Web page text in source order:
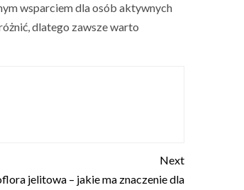
wsparciem dla osób aktywnych
dlatego zawsze warto
Next
jelitowa – jakie ma znaczenie dla